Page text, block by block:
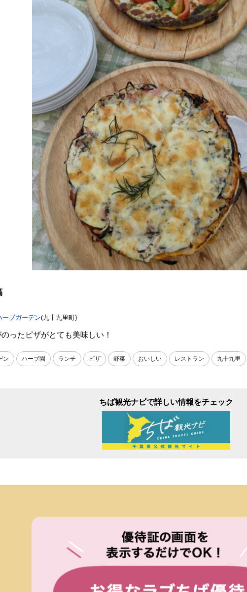
ーブガーデン(九十九里町)
ったピザがとても美味しい！
ン ハーブ園 ランチ ピザ 野菜 おいしい レストラン 九十九里
ちば観光ナビで詳しい情報をチェック